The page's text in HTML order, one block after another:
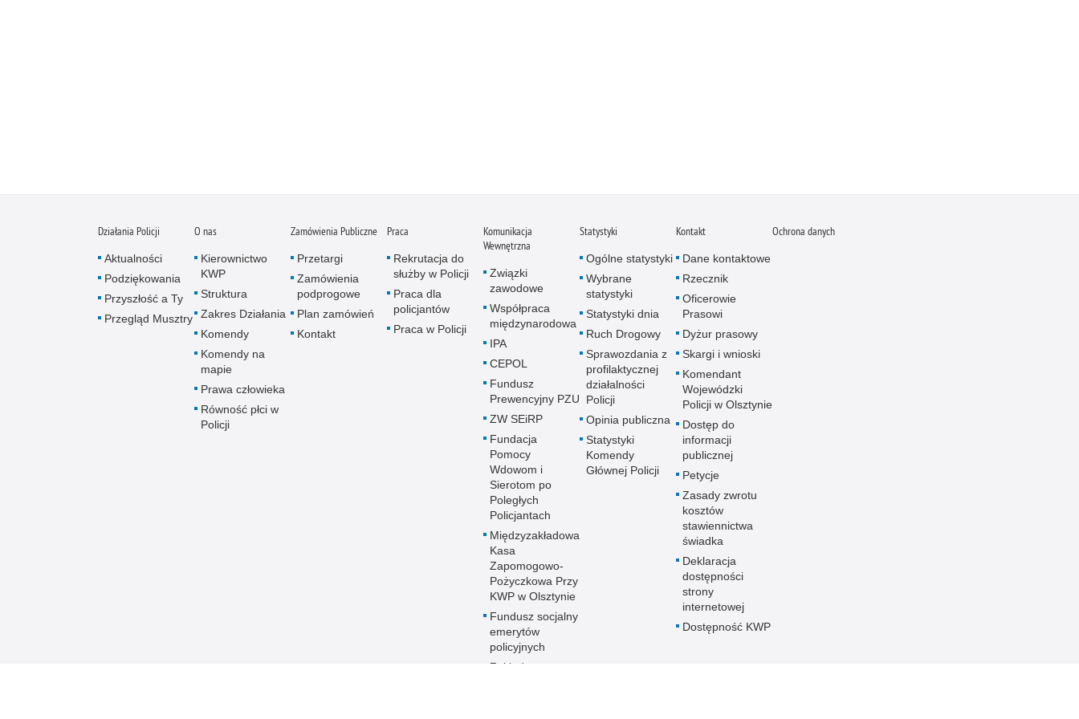
Działania Policji
Aktualności
Podziękowania
Przyszłość a Ty
Przegląd Musztry
O nas
Kierownictwo
KWP
Struktura
Zakres Działania
Komendy
Komendy na
mapie
Prawa człowieka
Równość płci w
Policji
Zamówienia Publiczne
Przetargi
Zamówienia
podprogowe
Plan zamówień
Kontakt
Praca
Rekrutacja do
służby w Policji
Praca dla
policjantów
Praca w Policji
Komunikacja
Wewnętrzna
Związki
zawodowe
Współpraca
międzynarodowa
IPA
CEPOL
Fundusz
Prewencyjny PZU
ZW SEiRP
Fundacja
Pomocy
Wdowom i
Sierotom po
Poległych
Policjantach
Międzyzakładowa
Kasa
Zapomogowo-
Pożyczkowa Przy
KWP w Olsztynie
Fundusz socjalny
emerytów
policyjnych
Zakładowy
Statystyki
Ogólne statystyki
Wybrane
statystyki
Statystyki dnia
Ruch Drogowy
Sprawozdania z
profilaktycznej
działalności
Policji
Opinia publiczna
Statystyki
Komendy
Głównej Policji
Kontakt
Dane kontaktowe
Rzecznik
Oficerowie
Prasowi
Dyżur prasowy
Skargi i wnioski
Komendant
Wojewódzki
Policji w Olsztynie
Dostęp do
informacji
publicznej
Petycje
Zasady zwrotu
kosztów
stawiennictwa
świadka
Deklaracja
dostępności
strony
internetowej
Dostępność KWP
Ochrona danych